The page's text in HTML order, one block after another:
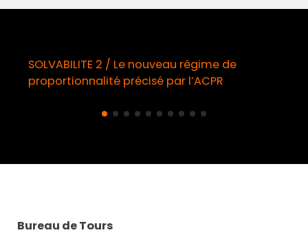
régime de
l’ACPR
Démarchage téléphonique /
obligatoire à compter du 11
Bureau de Tours